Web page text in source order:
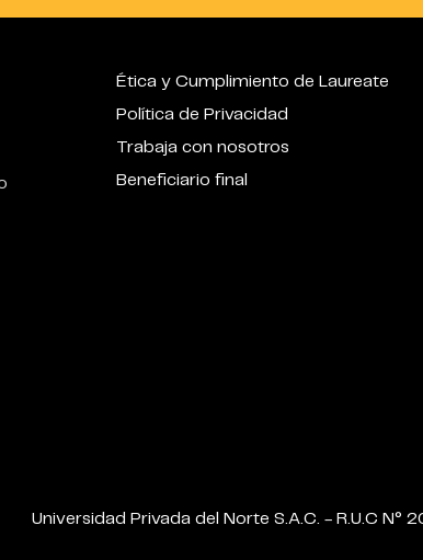
Ética y Cumplimiento de Laureate
Política de Privacidad
Trabaja con nosotros
Beneficiario final
Universidad Privada del Norte S.A.C. - R.U.C N°